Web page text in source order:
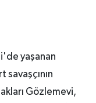
yaşanan
Gözlemevi,